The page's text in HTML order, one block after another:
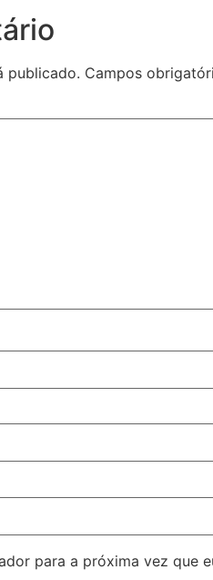
publicado. Campos
para a próxima vez que